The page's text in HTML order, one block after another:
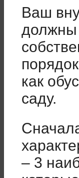
Ваш
должны
как
саду.
– 3